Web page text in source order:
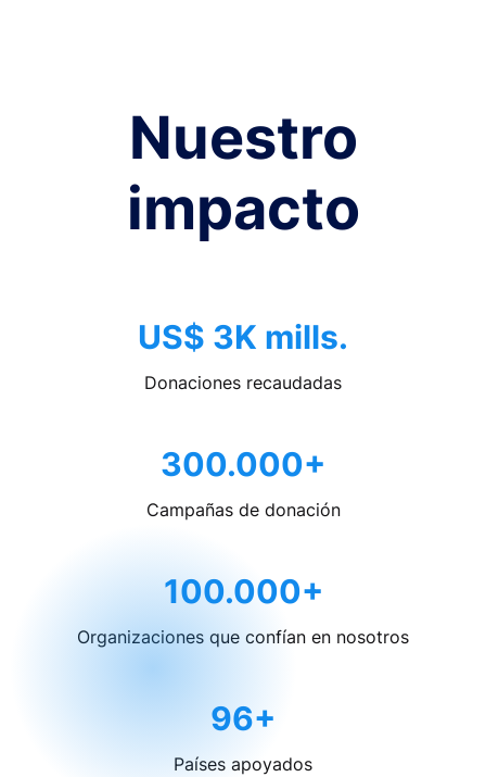
Nuestro
impacto
US$ 3K mills.
Donaciones recaudadas
300.000+
Campañas de donación
100.000+
Organizaciones que confían en nosotros
96+
Países apoyados